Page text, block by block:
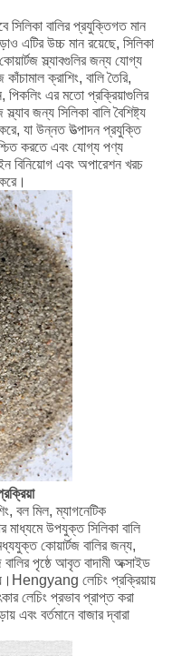
সিলিকা বালির প্রযুক্তিগত মান
এটির উচ্চ মান রয়েছে, সিলিকা
স্ল্যাবগুলির জন্য যোগ্য
ক্রাশিং, বালি তৈরি,
এর মতো প্রক্রিয়াগুলির
জন্য সিলিকা বালি বৈশিষ্ট্য
যা উন্নত উত্পাদন প্রযুক্তি
করতে এবং যোগ্য পণ্য
বিনিয়োগ এবং অপারেশন খরচ
বল মিল, ম্যাগনেটিক
মাধ্যমে উপযুক্ত সিলিকা বালি
কোয়ার্টজ বালির জন্য,
পৃষ্ঠে আবৃত বাদামী অক্সাইড
লেচিং প্রক্রিয়ায়
লেচিং প্রভাব প্রাপ্ত করা
বর্তমানে বাজার দ্বারা